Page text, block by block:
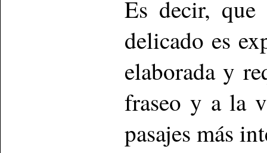
Es decir,
delicado es
elaborada y
fraseo y a la
pasajes más